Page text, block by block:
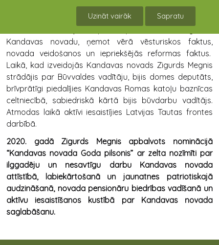
Uzināt vairāk Sapratu
saglabāšanu, piedalījies administratīvi teritoriālās
reformas komisijas sēdēs, iesniedzot priekšlikumus un
Kandavas novadu, ņemot vērā vēsturiskos faktus,
novada veidošanos un iepriekšējās reformas faktus.
Laikā, kad izveidojās Kandavas novads Zigurds Megnis
strādājis par Būvvaldes vadītāju, bijis domes deputāts,
brīvprātīgi piedalījies Kandavas Romas katoļu baznīcas
celtniecībā, sabiedriskā kārtā bijis būvdarbu vadītājs.
Atmodas laikā aktīvi iesaistījies Latvijas Tautas frontes
darbībā.
2020. gadā Zigurds Megnis apbalvots nominācijā
“Kandavas novada Goda pilsonis” ar zelta nozīmīti par
ilggadēju un nesavtīgu darbu Kandavas novada
attīstībā, labiekārtošanā un jaunatnes patriotiskajā
audzināšanā, novada pensionāru biedrības vadīšanā un
aktīvu iesaistīšanos kustībā par Kandavas novada
saglabāšanu.